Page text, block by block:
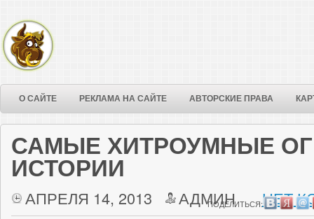
О САЙТЕ РЕКЛАМА НА САЙТЕ АВТОРСКИЕ ПРАВА
САМЫЕ ХИТРОУМНЫЕ
ИСТОРИИ
АПРЕЛЯ 14, 2013 АДМИН НЕТ
ПОДЕЛИТЬСЯ: